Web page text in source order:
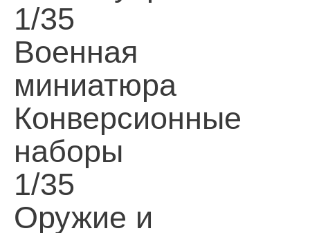
1/35
Военная
миниатюра
Конверсионные
наборы
1/35
Оружие и